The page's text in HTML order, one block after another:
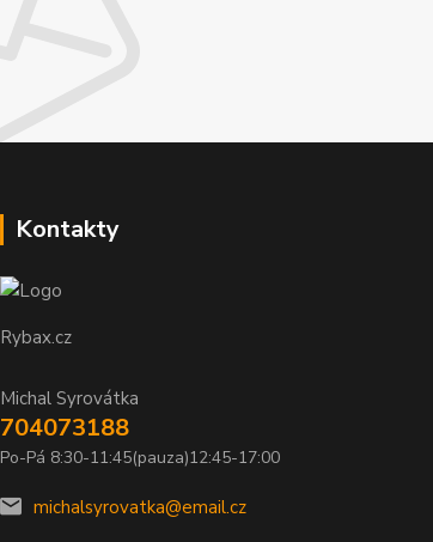
Kontakty
Rybax.cz
Michal Syrovátka
704073188
Po-Pá 8:30-11:45(pauza)12:45-17:00
michalsyrovatka@email.cz